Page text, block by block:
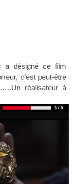
a désigné ce film
c’est peut-être
réalisateur à